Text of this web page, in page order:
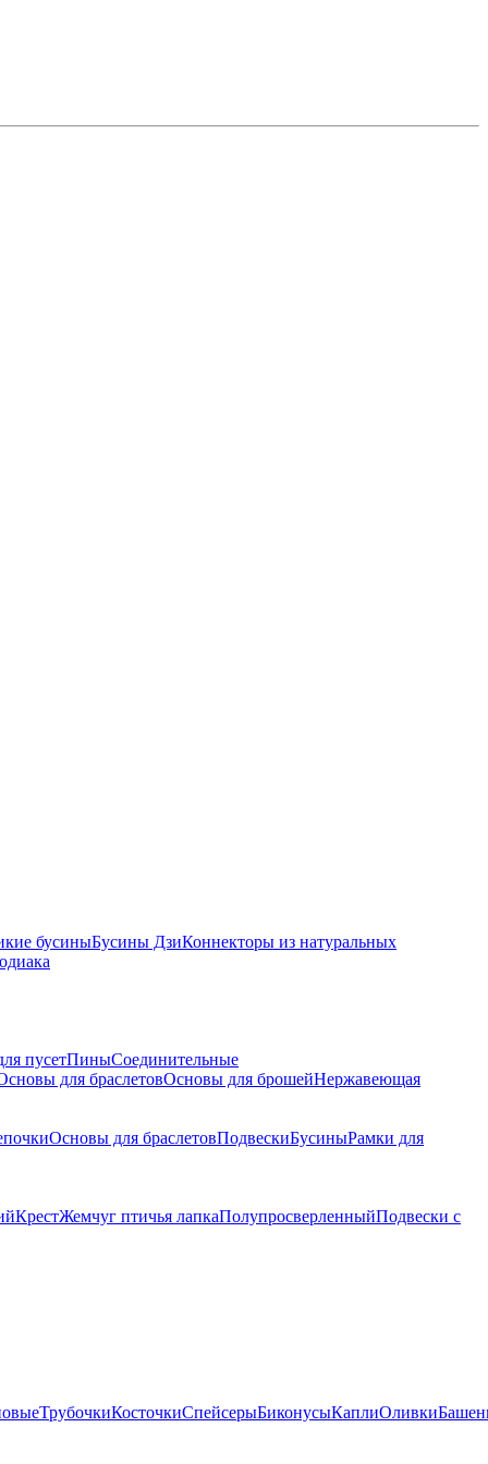
бусиныБусины ДзиКоннекторы из натуральных
пусетПиныСоединительные
для браслетовОсновы для брошейНержавеющая
Основы для браслетовПодвескиБусиныРамки для
КрестЖемчуг птичья лапкаПолупросверленныйПодвески с
ТрубочкиКосточкиСпейсерыБиконусыКаплиОливки